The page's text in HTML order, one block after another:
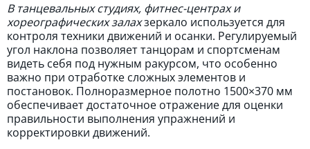
В танцевальных студиях, фитнес-центрах и
хореографических залахзеркало используется для
контроля техники движений и осанки. Регулируемый
угол наклона позволяет танцорам и спортсменам
видеть себя под нужным ракурсом, что особенно
важно при отработке сложных элементов и
постановок. Полноразмерное полотно 1500×370 мм
обеспечивает достаточное отражение для оценки
правильности выполнения упражнений и
корректировки движений.